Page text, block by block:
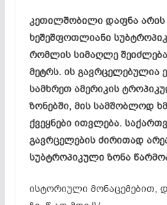
კეთილშობილი დაფნა არის
ხეშეშფოთლიანი
რომლის სიმაღლე შეიძლება
მეტრს. ის გავრცელებულია
სამხრეთ ამერიკის
ზონებში, მის სამშობლოდ
ქვეყნები ითვლება.
გავრცელების ძირითად
სუბტროპიკული ზონა
ისტორიული მონაცემებით,